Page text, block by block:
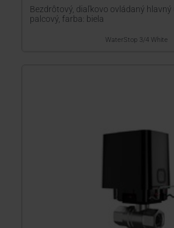
Bezdrôtový, diaľkovo ovládaný hlavný
palcový, farba: biela
WaterStop 3/4 White